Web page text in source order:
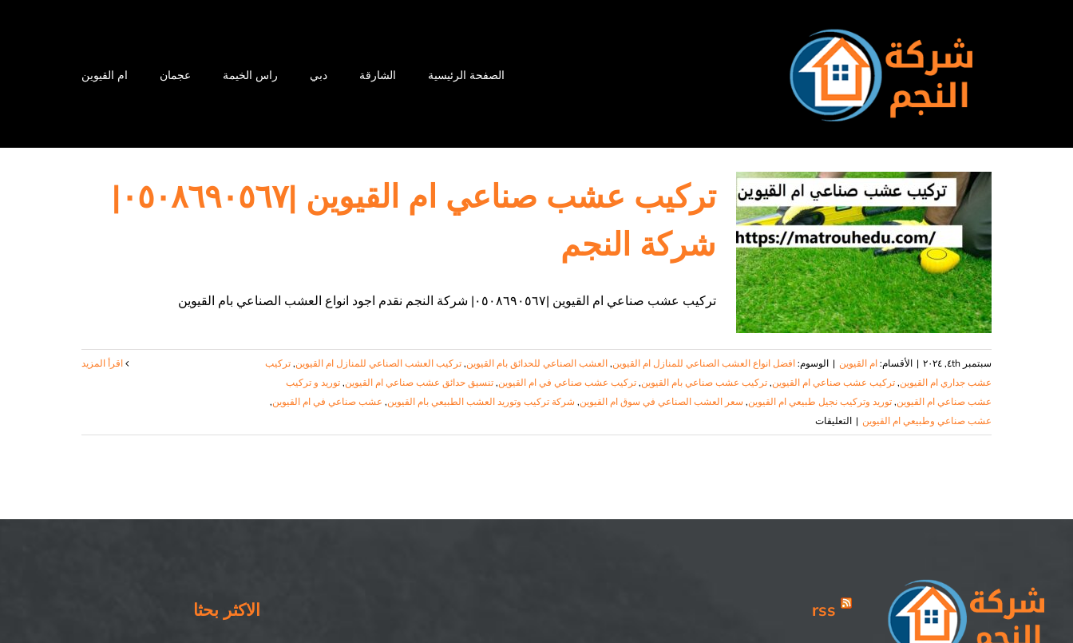
الصفحة الرئيسية الشارقة دبي راس الخيمة عجمان ام القيوين
تركيب عشب صناعي ام القيوين |٠٥٠٨٦٩٠٥٦٧|
شركة النجم
تركيب عشب صناعي ام القيوين |٠٥٠٨٦٩٠٥٦٧| شركة النجم نقدم اجود انواع العشب الصناعي بام القيوين
سبتمبر ٤th, ٢٠٢٤ | الأقسام: ام القيوين | الوسوم: افضل انواع العشب الصناعي للمنازل ام القيوين, العشب الصناعي للحدائق بام القيوين, تركيب العشب الصناعي للمنازل ام القيوين, تركيب
عشب جداري ام القيوين, تركيب عشب صناعي ام القيوين, تركيب عشب صناعي بام القيوين, تركيب عشب صناعي في ام القيوين, تنسيق حدائق عشب صناعي ام القيوين, توريد و تركيب
عشب صناعي ام القيوين, توريد وتركيب نجيل طبيعي ام القيوين, سعر العشب الصناعي في سوق ام القيوين, شركة تركيب وتوريد العشب الطبيعي بام القيوين, عشب صناعي في ام القيوين,
عشب صناعي وطبيعي ام القيوين | التعليقاتعلى
تركيب
مغلقةrss الاكثر بحثا